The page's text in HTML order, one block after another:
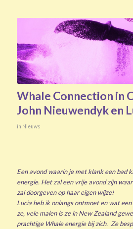
Whale Connection in
John Nieuwendyk en
in Nieuws
Een avond waarin je met klank een bad
energie. Het zal een vrije avond zijn
zal doorgeven op haar eigen wijze!
Lucia heb ik onlangs ontmoet en wat
ze, vele malen is ze in New Zealand
prachtige Whale energie bij zich. Ze